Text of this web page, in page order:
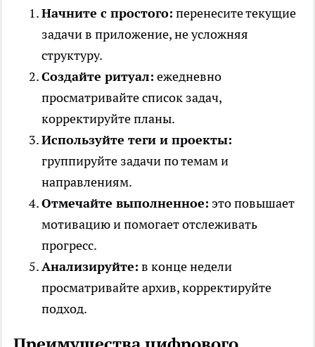
Начните с простого: перенесите текущие
задачи в приложение, не усложняя
структуру.
Создайте ритуал: ежедневно
просматривайте список задач,
корректируйте планы.
Используйте теги и проекты:
группируйте задачи по темам и
направлениям.
Отмечайте выполненное: это повышает
мотивацию и помогает отслеживать
прогресс.
Анализируйте: в конце недели
просматривайте архив, корректируйте
подход.